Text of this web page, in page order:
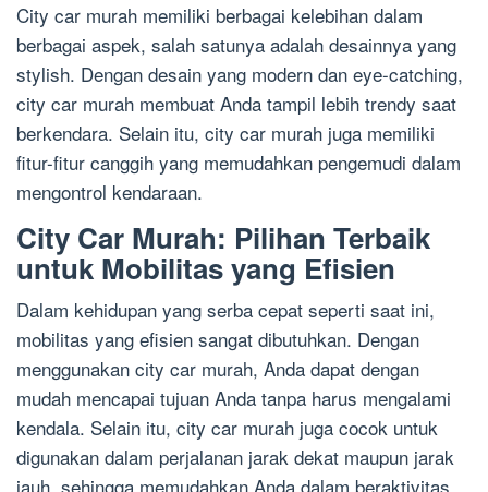
City car murah memiliki berbagai kelebihan dalam
berbagai aspek, salah satunya adalah desainnya yang
stylish. Dengan desain yang modern dan eye-catching,
city car murah membuat Anda tampil lebih trendy saat
berkendara. Selain itu, city car murah juga memiliki
fitur-fitur canggih yang memudahkan pengemudi dalam
mengontrol kendaraan.
City Car Murah: Pilihan Terbaik
untuk Mobilitas yang Efisien
Dalam kehidupan yang serba cepat seperti saat ini,
mobilitas yang efisien sangat dibutuhkan. Dengan
menggunakan city car murah, Anda dapat dengan
mudah mencapai tujuan Anda tanpa harus mengalami
kendala. Selain itu, city car murah juga cocok untuk
digunakan dalam perjalanan jarak dekat maupun jarak
jauh, sehingga memudahkan Anda dalam beraktivitas